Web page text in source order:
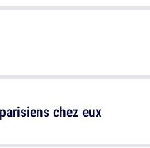
chez eux